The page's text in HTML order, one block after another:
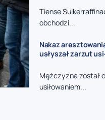
Tiense
obchodzi...
Nakaz
usłyszał zarzut
Mężczyzna został
usiłowaniem...